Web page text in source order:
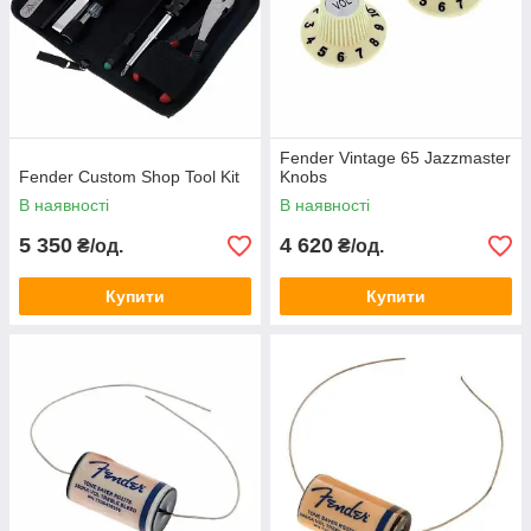
Fender Custom Shop Tool Kit
В наявності
5 350 ₴/од.
Купити
Fender Vintage 65 Jazzmaster
Knobs
В наявності
4 620 ₴/од.
Купити